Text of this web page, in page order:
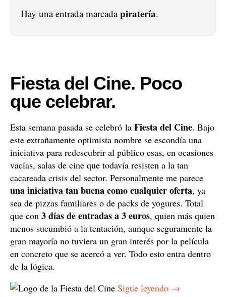
Hay una entrada marcadapiratería.
Fiesta del Cine. Poco
que celebrar.
Esta semana pasada se celebró la Fiesta del Cine. Bajo
este extrañamente optimista nombre se escondía una
iniciativa para redescubrir al público esas, en ocasiones
vacías, salas de cine que todavía resisten a la tan
cacareada crisis del sector. Personalmente me parece
una iniciativa tan buena como cualquier oferta, ya
sea de pizzas familiares o de packs de yogures. Total
que con 3 días de entradas a 3 euros, quien más quien
menos sucumbió a la tentación, aunque seguramente la
gran mayoría no tuviera un gran interés por la película
en concreto que se acercó a ver. Todo esto entra dentro
de la lógica.
Sigue leyendo →